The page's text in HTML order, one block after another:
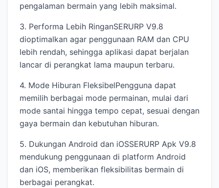
pengalaman bermain yang lebih maksimal.
3. Performa Lebih RinganSERURP V9.8
dioptimalkan agar penggunaan RAM dan CPU
lebih rendah, sehingga aplikasi dapat berjalan
lancar di perangkat lama maupun terbaru.
4. Mode Hiburan FleksibelPengguna dapat
memilih berbagai mode permainan, mulai dari
mode santai hingga tempo cepat, sesuai dengan
gaya bermain dan kebutuhan hiburan.
5. Dukungan Android dan iOSSERURP Apk V9.8
mendukung penggunaan di platform Android
dan iOS, memberikan fleksibilitas bermain di
berbagai perangkat.